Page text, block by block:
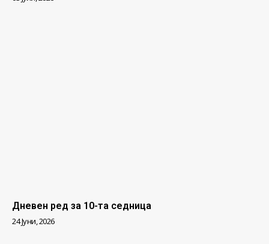
Дневен ред за 10-та седница
24 Јуни, 2026